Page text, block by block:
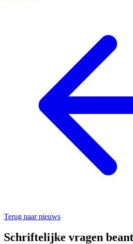
Terug naar nieuws
Schriftelijke vragen